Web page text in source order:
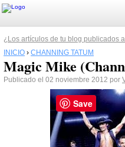
¿Los artículos de tu blog publicados
INICIO › CHANNING TATUM
Magic Mike
Publicado el 02 noviembre 2012 por
Save